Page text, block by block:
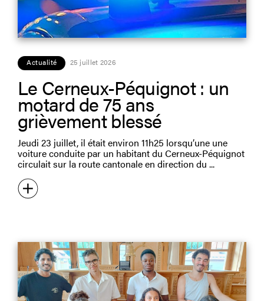
Actualité 25 juillet 2026
Le Cerneux-Péquignot : un
motard de 75 ans
grièvement blessé
Jeudi 23 juillet, il était environ 11h25 lorsqu’une une
voiture conduite par un habitant du Cerneux-Péquignot
circulait sur la route cantonale en direction du